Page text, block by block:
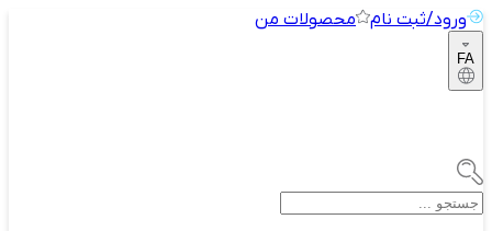
ورود/ثبت نام محصولات من
FA